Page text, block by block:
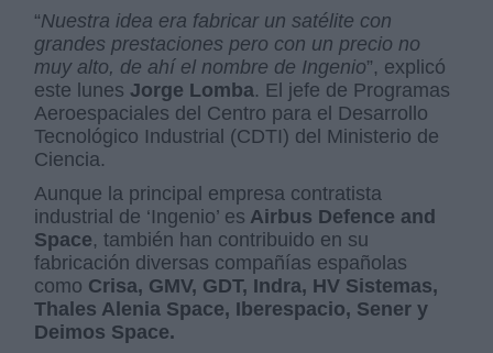
“Nuestra idea era fabricar un satélite con
grandes prestaciones pero con un precio no
muy alto, de ahí el nombre de Ingenio”, explicó
este lunes Jorge Lomba. El jefe de Programas
Aeroespaciales del Centro para el Desarrollo
Tecnológico Industrial (CDTI) del Ministerio de
Ciencia.
Aunque la principal empresa contratista
industrial de ‘Ingenio’ es Airbus Defence and
Space, también han contribuido en su
fabricación diversas compañías españolas
como Crisa, GMV, GDT, Indra, HV Sistemas,
Thales Alenia Space, Iberespacio, Sener y
Deimos Space.